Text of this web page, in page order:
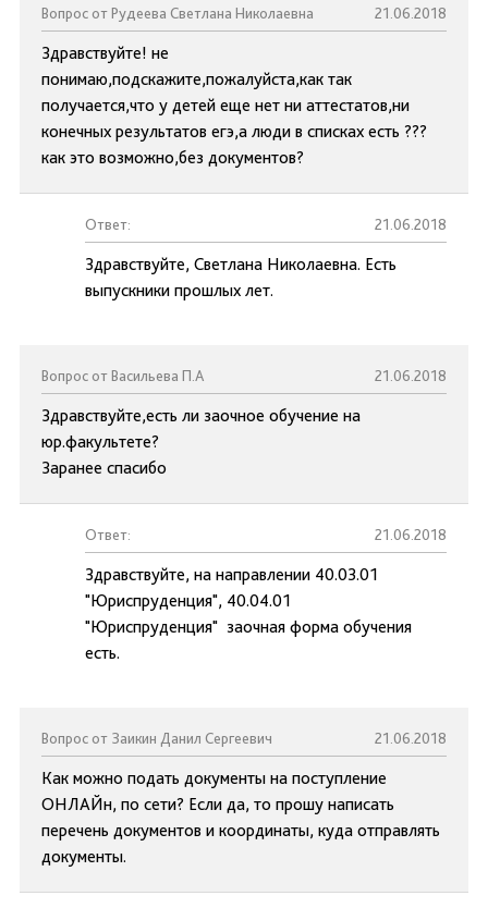
Вопрос от Рудеева Светлана Николаевна 21.06.2018
Здравствуйте! не
понимаю,подскажите,пожалуйста,как так
получается,что у детей еще нет ни аттестатов,ни
конечных результатов егэ,а люди в списках есть ???
как это возможно,без документов?
Ответ: 21.06.2018
Здравствуйте, Светлана Николаевна. Есть
выпускники прошлых лет.
Вопрос от Васильева П.А 21.06.2018
Здравствуйте,есть ли заочное обучение на
юр.факультете?
Заранее спасибо
Ответ: 21.06.2018
Здравствуйте, на направлении 40.03.01
"Юриспруденция", 40.04.01
"Юриспруденция" заочная форма обучения
есть.
Вопрос от Заикин Данил Сергеевич 21.06.2018
Как можно подать документы на поступление
ОНЛАЙн, по сети? Если да, то прошу написать
перечень документов и координаты, куда отправлять
документы.